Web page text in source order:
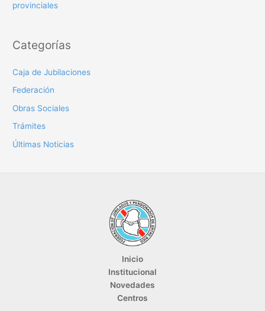
provinciales
Categorías
Caja de Jubilaciones
Federación
Obras Sociales
Trámites
Últimas Noticias
Inicio
Institucional
Novedades
Centros